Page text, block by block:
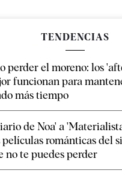
TENDENCIAS
perder el moreno: los
funcionan para
más tiempo
de Noa' a
películas románticas del
no te puedes perder